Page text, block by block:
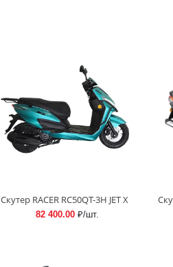
Скутер RACER RC50QT-3H JET X
82 400.00₽/шт.